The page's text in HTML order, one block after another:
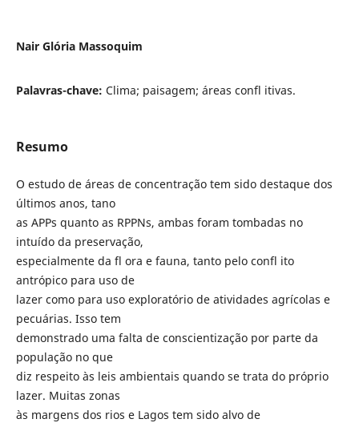
Nair Glória Massoquim
Palavras-chave: Clima; paisagem; áreas confl itivas.
Resumo
O estudo de áreas de concentração tem sido destaque dos
últimos anos, tano
as APPs quanto as RPPNs, ambas foram tombadas no
intuído da preservação,
especialmente da fl ora e fauna, tanto pelo confl ito
antrópico para uso de
lazer como para uso exploratório de atividades agrícolas e
pecuárias. Isso tem
demonstrado uma falta de conscientização por parte da
população no que
diz respeito às leis ambientais quando se trata do próprio
lazer. Muitas zonas
às margens dos rios e Lagos tem sido alvo de